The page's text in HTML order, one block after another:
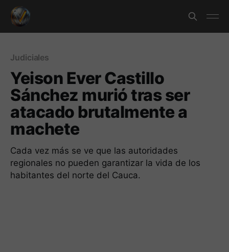
Judiciales
Yeison Ever Castillo
Sánchez murió tras ser
atacado brutalmente a
machete
Cada vez más se ve que las autoridades
regionales no pueden garantizar la vida de los
habitantes del norte del Cauca.